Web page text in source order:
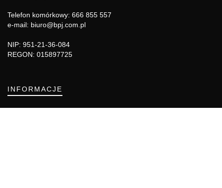
Telefon komórkowy: 666 855 557
e-mail: biuro@bpj.com.pl
NIP: 951-21-36-084
REGON: 015897725
INFORMACJE